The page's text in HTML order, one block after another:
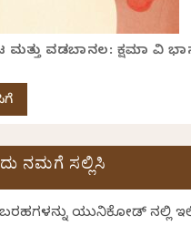
ಆಟ ಮತ್ತು ವಡಬಾನಲ: ಕ್ಷಮಾ ವಿ
ನಮಗೆ ಸಲ್ಲಿಸಿ
ಯುನಿಕೋಡ್ ನಲ್ಲಿ